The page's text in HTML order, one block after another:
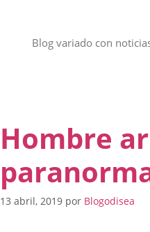
Blog variado con
Hombre
13 abril, 2019 por Blogodisea